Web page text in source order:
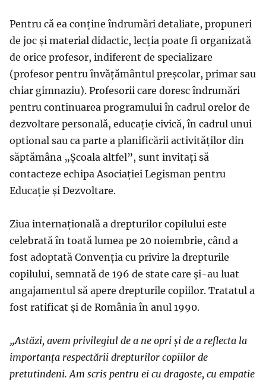
Pentru că ea conține îndrumări detaliate, propuneri
de joc și material didactic, lecția poate fi organizată
de orice profesor, indiferent de specializare
(profesor pentru învățământul preșcolar, primar sau
chiar gimnaziu). Profesorii care doresc îndrumări
pentru continuarea programului în cadrul orelor de
dezvoltare personală, educație civică, în cadrul unui
optional sau ca parte a planificării activităților din
săptămâna „Școala altfel”, sunt invitați să
contacteze echipa Asociației Legisman pentru
Educație și Dezvoltare.
Ziua internațională a drepturilor copilului este
celebrată în toată lumea pe 20 noiembrie, când a
fost adoptată Convenția cu privire la drepturile
copilului, semnată de 196 de state care și-au luat
angajamentul să apere drepturile copiilor. Tratatul a
fost ratificat și de România în anul 1990.
„Astăzi, avem privilegiul de a ne opri și de a reflecta la
importanța respectării drepturilor copiilor de
pretutindeni. Am scris pentru ei cu dragoste, cu empatie